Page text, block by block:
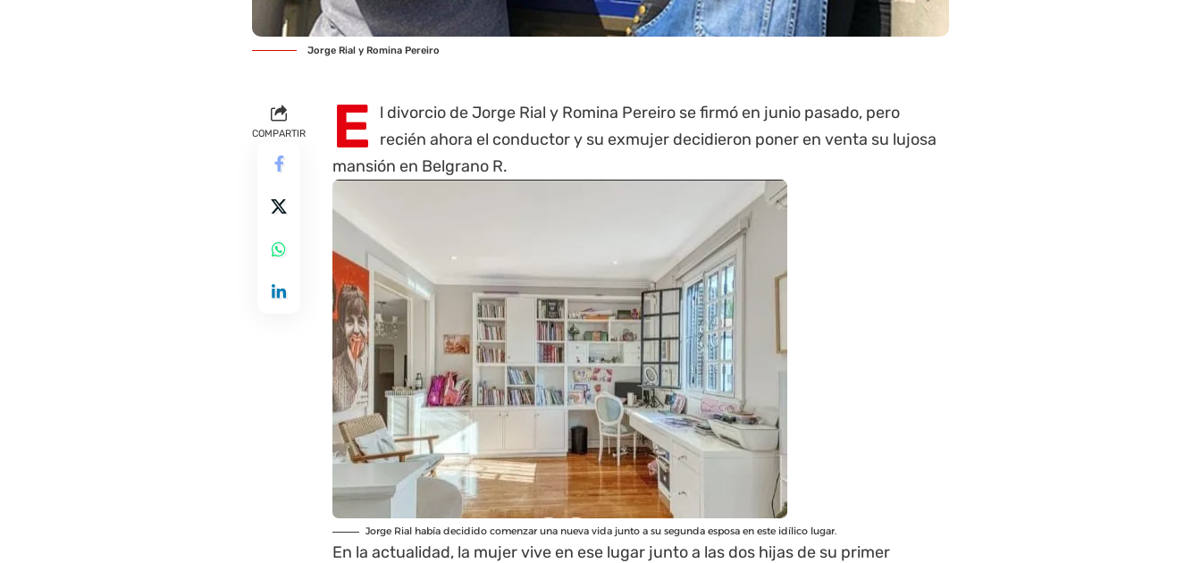
Jorge Rial y Romina Pereiro
COMPARTIR E l divorcio deJorge Rial y Romina Pereiro se firmó en junio pasado, pero
recién ahora el conductor y su exmujer decidieron poner en venta su lujosa
mansión en Belgrano R.
Jorge Rial había decidido comenzar una nueva vida junto a su segunda esposa en este idílico lugar.
En la actualidad, la mujer vive en ese lugar junto a las dos hijas de su primer